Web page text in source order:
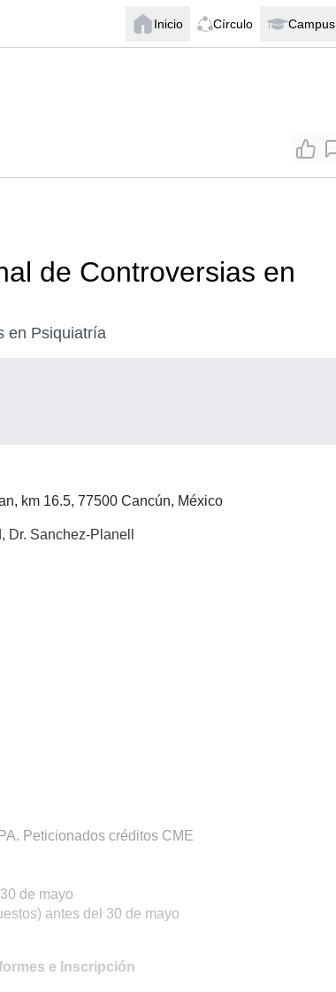
Inicio Círculo Campus
de Controversias en
en Psiquiatría
km 16.5, 77500 Cancún, México
Dr. Sanchez-Planell
Peticionados créditos CME
de mayo
antes del 30 de mayo
e Inscripción